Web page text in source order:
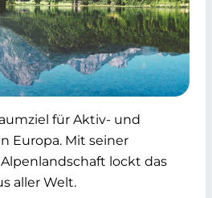
für Aktiv- und
Europa. Mit seiner
lockt das
aller Welt.